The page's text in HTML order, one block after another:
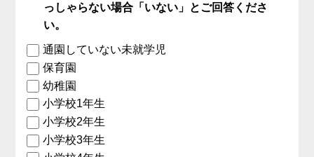
っしゃらない場合「いない」とご回答くださ
い。
通園していない未就学児
保育園
幼稚園
小学校1年生
小学校2年生
小学校3年生